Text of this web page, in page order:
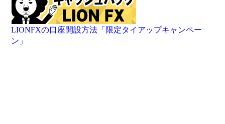
LIONFXの口座開設方法「限定タイアップキャンペー
ン」